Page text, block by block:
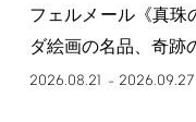
フェルメール《真珠
ダ絵画の名品、奇跡
2026.08.21 – 2026.09.27